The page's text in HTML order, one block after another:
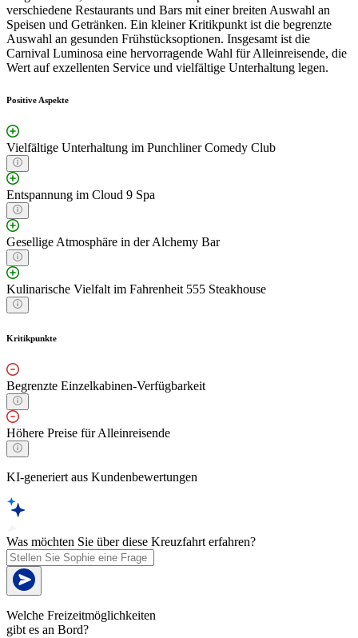
verschiedene Restaurants und Bars mit einer breiten Auswahl an
Speisen und Getränken. Ein kleiner Kritikpunkt ist die begrenzte
Auswahl an gesunden Frühstücksoptionen. Insgesamt ist die
Carnival Luminosa eine hervorragende Wahl für Alleinreisende, die
Wert auf exzellenten Service und vielfältige Unterhaltung legen.
Positive Aspekte
Vielfältige Unterhaltung im Punchliner Comedy Club
Entspannung im Cloud 9 Spa
Gesellige Atmosphäre in der Alchemy Bar
Kulinarische Vielfalt im Fahrenheit 555 Steakhouse
Kritikpunkte
Begrenzte Einzelkabinen-Verfügbarkeit
Höhere Preise für Alleinreisende
KI-generiert aus Kundenbewertungen
Was möchten Sie über diese Kreuzfahrt erfahren?
Welche Freizeitmöglichkeiten
gibt es an Bord?